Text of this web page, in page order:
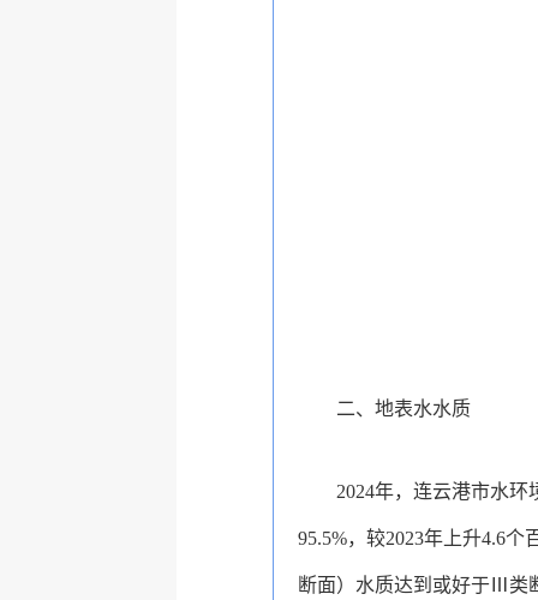
二、地表水水质
2024年，连云港市水
95.5%，较2023年上升4.6
断面）水质达到或好于Ⅲ类